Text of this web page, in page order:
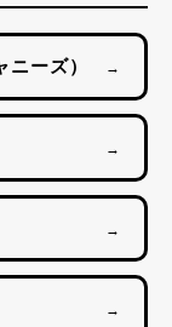
ーズ） →
→
→
→